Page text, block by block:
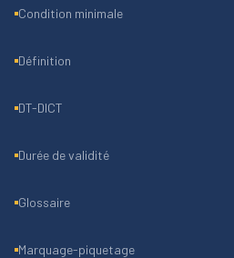
Condition minimale
Définition
DT-DICT
Durée de validité
Glossaire
Marquage-piquetage